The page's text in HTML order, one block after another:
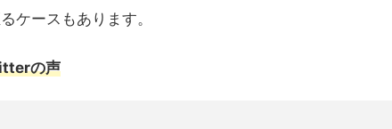
ケースもあります。
の声